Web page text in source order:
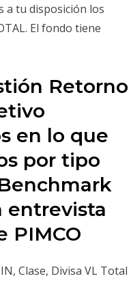
a tu disposición los
El fondo tiene
Retorno
en lo que
por tipo
entrevista
PIMCO
Clase, Divisa VL Total